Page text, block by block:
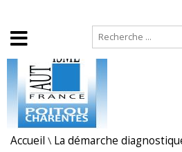
Accueil \ La démarche